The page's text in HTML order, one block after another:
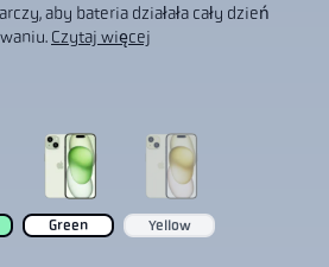
aby bateria działała cały dzień
Czytaj więcej
Green Yellow